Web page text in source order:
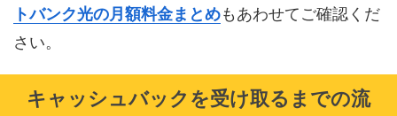
トバンク光の月額料金まとめもあわせてご確認くだ
さい。
キャッシュバックを受け取るまでの流